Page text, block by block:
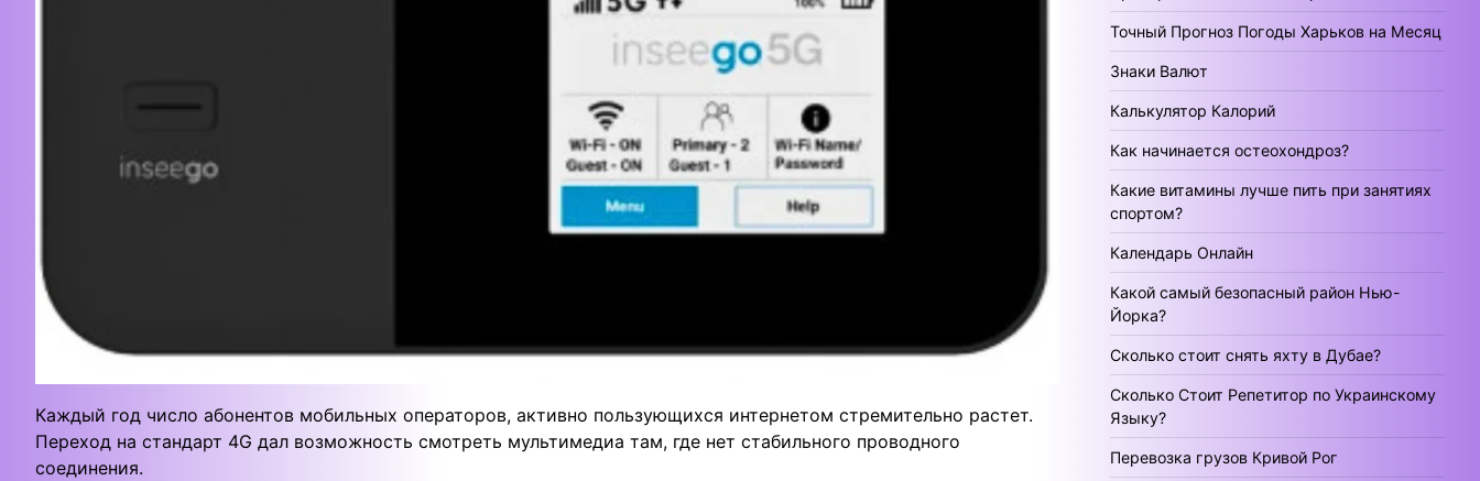
Каждый год число абонентов мобильных операторов, активно пользующихся интернетом стремительно растет.
Переход на стандарт 4G дал возможность смотреть мультимедиа там, где нет стабильного проводного
соединения.
Точный Прогноз Погоды Харьков на Месяц
Знаки Валют
Калькулятор Калорий
Как начинается остеохондроз?
Какие витамины лучше пить при занятиях
спортом?
Календарь Онлайн
Какой самый безопасный район Нью-
Йорка?
Сколько стоит снять яхту в Дубае?
Сколько Стоит Репетитор по Украинскому
Языку?
Перевозка грузов Кривой Рог